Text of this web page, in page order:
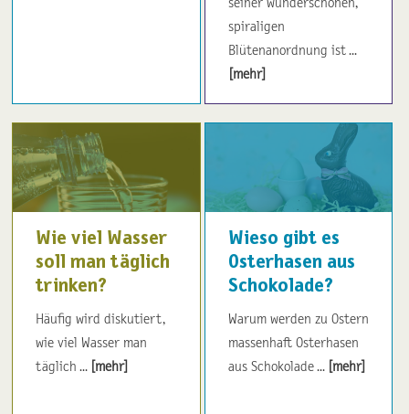
seiner wunderschönen,
spiraligen
Blütenanordnung ist ...
[mehr]
Wie viel Wasser
soll man täglich
trinken?
Häufig wird diskutiert,
wie viel Wasser man
täglich ... [mehr]
Wieso gibt es
Osterhasen aus
Schokolade?
Warum werden zu Ostern
massenhaft Osterhasen
aus Schokolade ... [mehr]